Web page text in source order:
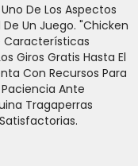
De Los Aspectos
Un Juego. "Chicken
Características
Giros Gratis Hasta El
Con Recursos Para
Ante
Tragaperras